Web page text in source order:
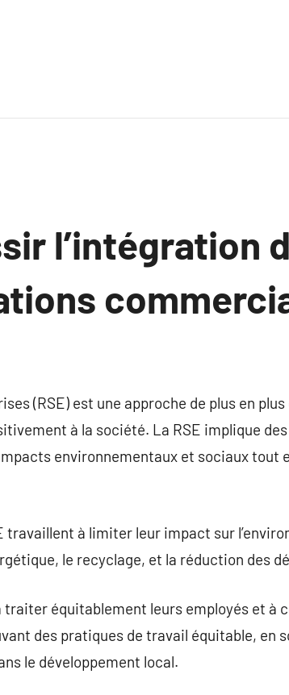
l’intégration
(RSE) est une approche de plus en
à la société. La RSE implique
environnementaux et sociaux tout
travaillent à limiter leur impact sur
le recyclage, et la réduction des
traiter équitablement leurs employés et à
des pratiques de travail équitable, en
le développement local.